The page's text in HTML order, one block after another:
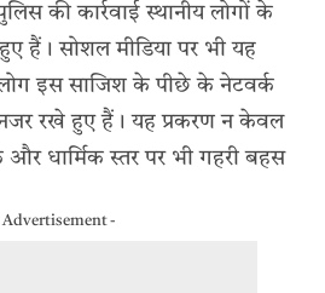
की कार्रवाई स्थानीय लोगों के
हैं। सोशल मीडिया पर भी यह
इस साजिश के पीछे के नेटवर्क
रखे हुए हैं। यह प्रकरण न केवल
धार्मिक स्तर पर भी गहरी बहस
Advertisement -